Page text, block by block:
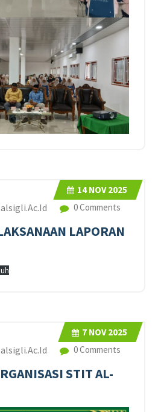
14 NOV 2025
0 Comments
LAPORAN
7 NOV 2025
0 Comments
STIT AL-